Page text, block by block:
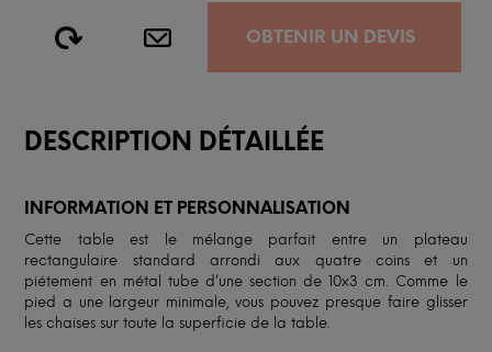
OBTENIR UN DEVIS
DESCRIPTION DÉTAILLÉE
INFORMATION ET PERSONNALISATION
Cette table est le mélange parfait entre un plateau
rectangulaire standard arrondi aux quatre coins et un
piétement en métal tube d’une section de 10x3 cm. Comme le
pied a une largeur minimale, vous pouvez presque faire glisser
les chaises sur toute la superficie de la table.